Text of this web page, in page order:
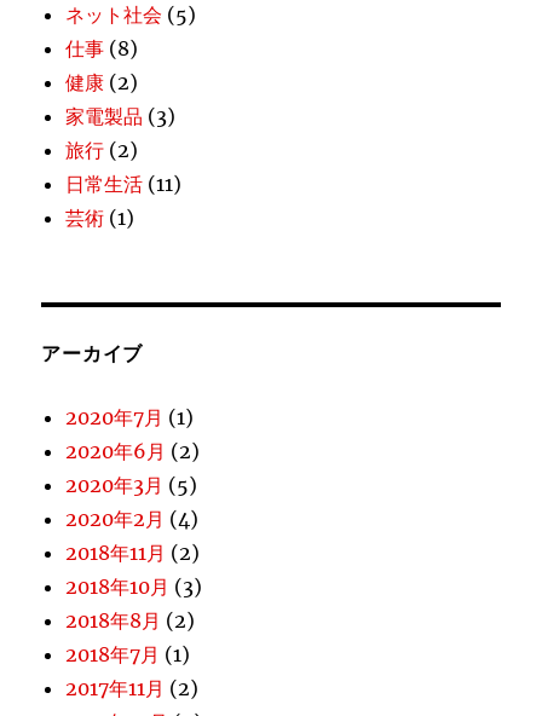
ネット社会 (5)
仕事 (8)
健康 (2)
家電製品 (3)
旅行 (2)
日常生活 (11)
芸術 (1)
アーカイブ
2020年7月 (1)
2020年6月 (2)
2020年3月 (5)
2020年2月 (4)
2018年11月 (2)
2018年10月 (3)
2018年8月 (2)
2018年7月 (1)
2017年11月 (2)